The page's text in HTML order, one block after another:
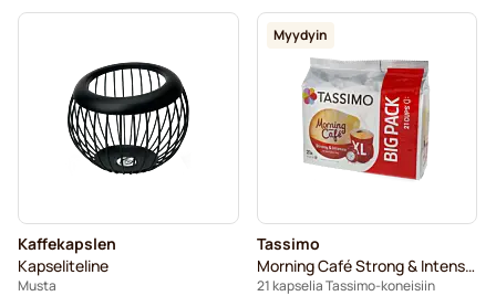
Kalkinpoisto ja huolto Tassimo-kahvinkeittimeen
L’OR-kahvikapselit Tassimo-koneisiin
Jacobs-kahvikapselit Tassimo-koneisiin
Kapselit Tassimo®-koneisiin
Marcilla-kahvikapselit Tassimo-koneisiin
Kaffekapslen
Kapseliteline
Musta
Myydyin
Tassimo
Morning Café Strong & Intense XL
21 kapselia Tassimo-koneisiin